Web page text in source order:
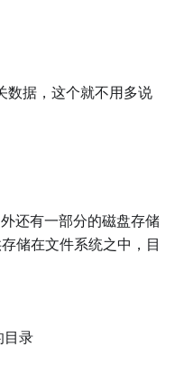
数据，这个就不用多说
还有一部分的磁盘存储
储在文件系统之中，目
目录